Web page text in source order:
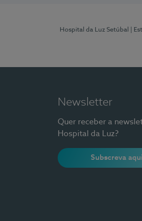
Hospital da Luz Setúbal |
Newsletter
Quer receber a
Hospital da Luz?
Subscreva aqui